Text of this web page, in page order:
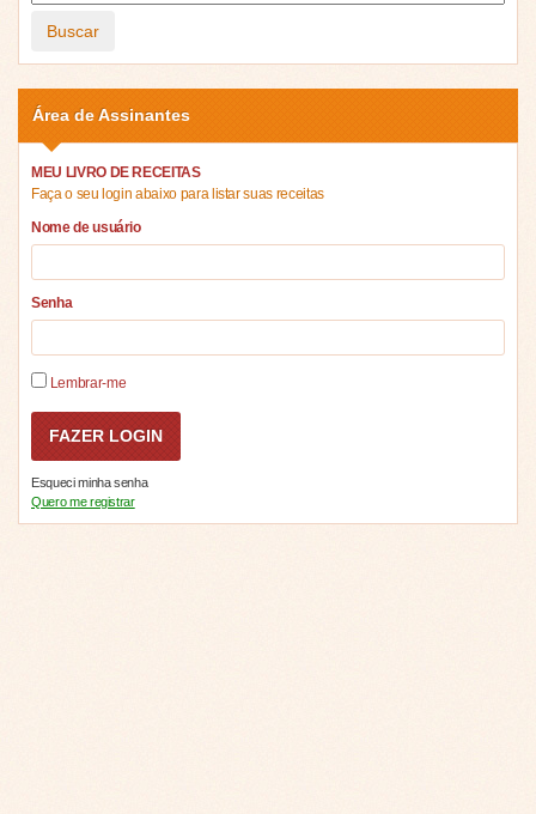
Buscar
Área de Assinantes
MEU LIVRO DE RECEITAS
Faça o seu login abaixo para listar suas receitas
Nome de usuário
Senha
Lembrar-me
Esqueci minha senha
Quero me registrar